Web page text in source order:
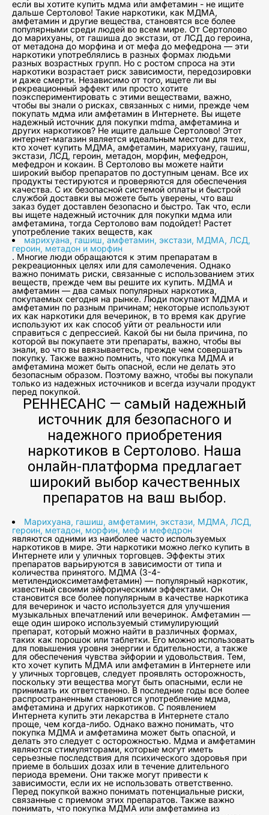
если вы хотите купить мдма или амфетамин - не ищите
дальше Сертолово! Такие наркотики, как МДМА,
амфетамин и другие вещества, становятся все более
популярными среди людей во всем мире. От Сертолово
до марихуаны, от гашиша до экстази, от ЛСД до героина,
от метадона до морфина и от мефа до мефедрона — эти
наркотики употреблялись в разных формах людьми
разных возрастных групп. Но с ростом спроса на эти
наркотики возрастает риск зависимости, передозировки
и даже смерти. Независимо от того, ищете ли вы
рекреационный эффект или просто хотите
поэкспериментировать с этими веществами, важно,
чтобы вы знали о рисках, связанных с ними, прежде чем
покупать мдма или амфетамин в Интернете. Вы ищете
надежный источник для покупки mdma, амфетамина и
других наркотиков? Не ищите дальше Сертолово! Этот
интернет-магазин является идеальным местом для тех,
кто хочет купить МДМА, амфетамин, марихуану, гашиш,
экстази, ЛСД, героин, метадон, морфин, мефедрон,
мефедрон и кокаин. В Сертолово вы можете найти
широкий выбор препаратов по доступным ценам. Все их
продукты тестируются и проверяются для обеспечения
качества. С их безопасной системой оплаты и быстрой
службой доставки вы можете быть уверены, что ваш
заказ будет доставлен безопасно и быстро. Так что, если
вы ищете надежный источник для покупки мдма или
амфетамина, тогда Сертолово вам подойдет! Растет
употребление таких веществ, как
марихуана, гашиш, амфетамин, экстази, МДМА, ЛСД,
героин, метадон и морфин
. Многие люди обращаются к этим препаратам в
рекреационных целях или для самолечения. Однако
важно понимать риски, связанные с использованием этих
веществ, прежде чем вы решите их купить. МДМА и
амфетамин — два самых популярных наркотика,
покупаемых сегодня на рынке. Люди покупают МДМА и
амфетамин по разным причинам; некоторые используют
их как наркотики для вечеринок, в то время как другие
используют их как способ уйти от реальности или
справиться с депрессией. Какой бы ни была причина, по
которой вы покупаете эти препараты, важно, чтобы вы
знали, во что вы ввязываетесь, прежде чем совершать
покупку. Также важно помнить, что покупка МДМА и
амфетамина может быть опасной, если не делать это
безопасным образом. Поэтому важно, чтобы вы покупали
только из надежных источников и всегда изучали продукт
перед покупкой.
РЕННЕСАНС — самый надежный
источник для безопасного и
надежного приобретения
наркотиков в Сертолово. Наша
онлайн-платформа предлагает
широкий выбор качественных
препаратов на ваш выбор.
Марихуана, гашиш, амфетамин, экстази, МДМА, ЛСД,
героин, метадон, морфин, меф и мефедрон
являются одними из наиболее часто используемых
наркотиков в мире. Эти наркотики можно легко купить в
Интернете или у уличных торговцев. Эффекты этих
препаратов варьируются в зависимости от типа и
количества принятого. МДМА (3-4-
метилендиоксиметамфетамин) — популярный наркотик,
известный своими эйфорическими эффектами. Он
становится все более популярным в качестве наркотика
для вечеринок и часто используется для улучшения
музыкальных впечатлений или вечеринок. Амфетамин —
еще один широко используемый стимулирующий
препарат, который можно найти в различных формах,
таких как порошок или таблетки. Его можно использовать
для повышения уровня энергии и бдительности, а также
для обеспечения чувства эйфории и удовольствия. Тем,
кто хочет купить МДМА или амфетамин в Интернете или
у уличных торговцев, следует проявлять осторожность,
поскольку эти вещества могут быть опасными, если не
принимать их ответственно. В последние годы все более
распространенным становится употребление мдма,
амфетамина и других наркотиков. С появлением
Интернета купить эти лекарства в Интернете стало
проще, чем когда-либо. Однако важно понимать, что
покупка МДМА и амфетамина может быть опасной, и
делать это следует с осторожностью. Мдма и амфетамин
являются стимуляторами, которые могут иметь
серьезные последствия для психического здоровья при
приеме в больших дозах или в течение длительного
периода времени. Они также могут привести к
зависимости, если их не использовать ответственно.
Перед покупкой важно понимать потенциальные риски,
связанные с приемом этих препаратов. Также важно
понимать, что покупка МДМА или амфетамина из